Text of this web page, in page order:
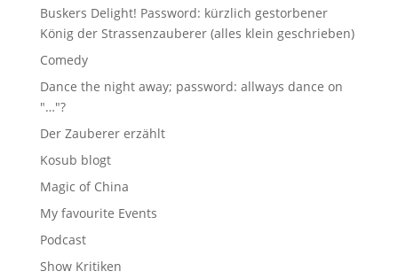
Buskers Delight! Password: kürzlich gestorbener
König der Strassenzauberer (alles klein geschrieben)
Comedy
Dance the night away; password: allways dance on
"…"?
Der Zauberer erzählt
Kosub blogt
Magic of China
My favourite Events
Podcast
Show Kritiken